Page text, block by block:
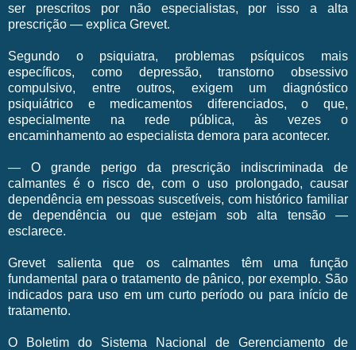
ser prescritos por não especialistas, por isso a alta
prescrição — explica Grevet.
Segundo o psiquiatra, problemas psíquicos mais
específicos, como depressão, transtorno obsessivo
compulsivo, entre outros, exigem um diagnóstico
psiquiátrico e medicamentos diferenciados, o que,
especialmente na rede pública, às vezes o
encaminhamento ao especialista demora para acontecer.
— O grande perigo da prescrição indiscriminada de
calmantes é o risco de, com o uso prolongado, causar
dependência em pessoas suscetíveis, com histórico familiar
de dependência ou que estejam sob alta tensão —
esclarece.
Grevet salienta que os calmantes têm uma função
fundamental para o tratamento de pânico, por exemplo. São
indicados para uso em um curto período ou para início de
tratamento.
O Boletim do Sistema Nacional de Gerenciamento de